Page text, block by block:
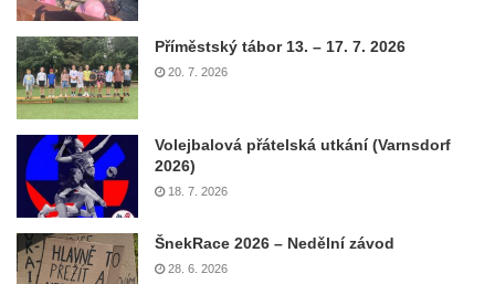
Příměstský tábor 13. – 17. 7. 2026
20. 7. 2026
Volejbalová přátelská utkání (Varnsdorf
2026)
18. 7. 2026
ŠnekRace 2026 – Nedělní závod
28. 6. 2026